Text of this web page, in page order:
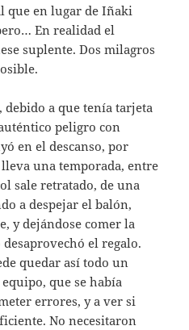
que en lugar de Iñaki
En realidad el
suplente. Dos milagros
a que tenía tarjeta
peligro con
en el descanso, por
una temporada, entre
sale retratado, de una
a despejar el balón,
y dejándose comer la
el regalo.
quedar así todo un
que se había
errores, y a ver si
No necesitaron